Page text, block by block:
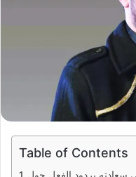
Table of Contents